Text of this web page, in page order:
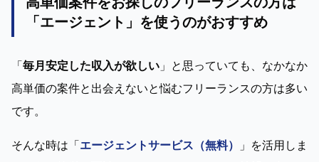
「エージェント」を使うのがおすすめ
「毎月安定した収入が欲しい 」と思っていても、なかなか
高単価の案件と出会えないと悩むフリーランスの方は多い
です。
そんな時は「エージェントサービス（無料）
」を活用しま